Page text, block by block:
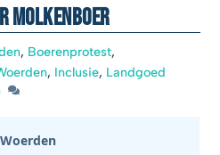
Molkenboer
, Boerenprotest,
, Inclusie, Landgoed